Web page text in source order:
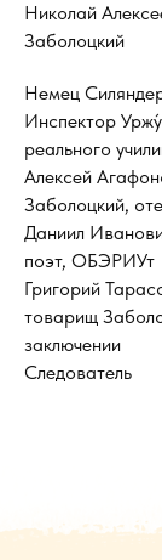
Николай
Заболоцкий
Немец
Инспектор
реального
Алексей
Заболоцкий,
Даниил
поэт, ОБЭРИУт
Григорий
товарищ
заключении
Следователь